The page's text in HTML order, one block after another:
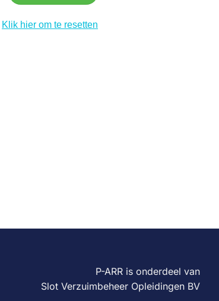
Klik hier om te resetten
P-ARR is onderdeel van
Slot Verzuimbeheer Opleidingen BV